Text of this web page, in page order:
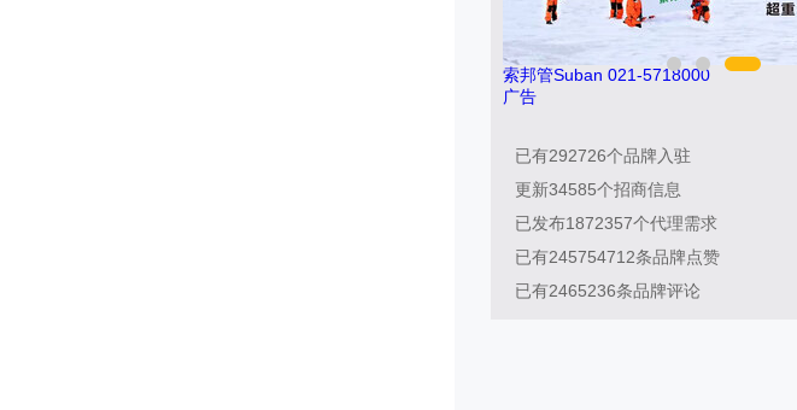
索邦管Suban 021-5718000
广告
已有292726个品牌入驻
更新34585个招商信息
已发布1872357个代理需求
已有245754712条品牌点赞
已有2465236条品牌评论